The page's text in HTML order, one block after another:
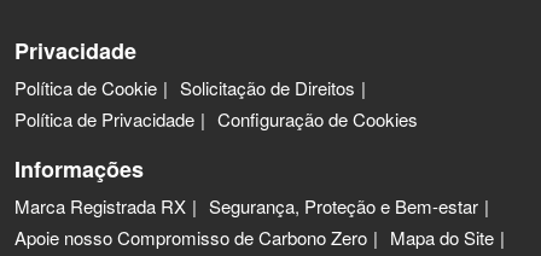
Privacidade
Política de Cookie
Solicitação de Direitos
Política de Privacidade
Configuração de Cookies
Informações
Marca Registrada RX
Segurança, Proteção e Bem-estar
Apoie nosso Compromisso de Carbono Zero
Mapa do Site